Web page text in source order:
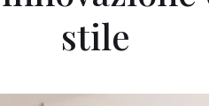
stile